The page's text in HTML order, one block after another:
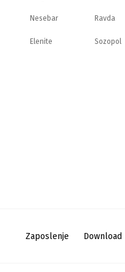
Nesebar
Elenite
Ravda
Sozopol
Zaposlenje Download